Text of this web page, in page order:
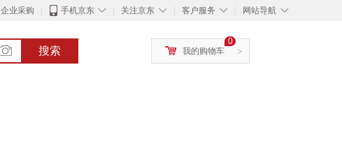
企业采购 ◇
手机京东 ◇
关注京东 ◇
客户服务 ◇
网站导航
搜索 >
0
我的购物车